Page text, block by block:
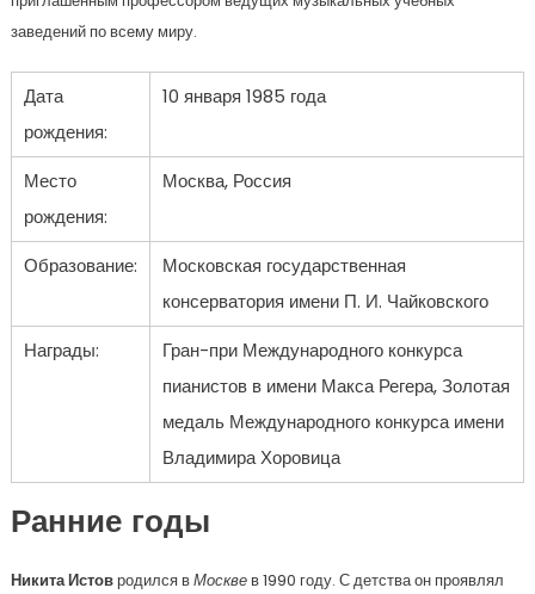
заведений по всему миру.
Дата
рождения:
10 января 1985 года
Место
рождения:
Москва, Россия
Образование:
Московская государственная
консерватория имени П. И. Чайковского
Награды:
Гран-при Международного конкурса
пианистов в имени Макса Регера, Золотая
медаль Международного конкурса имени
Владимира Хоровица
Ранние годы
Никита Истовродился вМосквев 1990 году. С детства он проявлял